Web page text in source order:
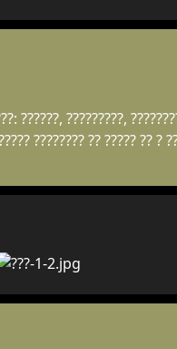
??????, ?????????,
???????? ?? ????? ?? ?